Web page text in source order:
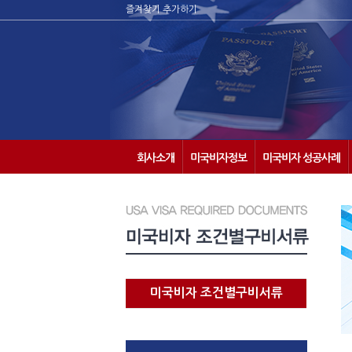
즐겨찾기 추가하기
회사소개 미국비자정보 미국비자 성공사례
미국비자 조건별구비서류